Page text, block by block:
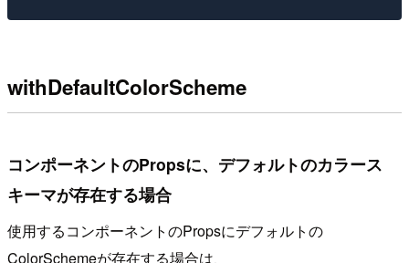
withDefaultColorScheme
コンポーネントのPropsに、デフォルトのカラース
キーマが存在する場合
使用するコンポーネントのPropsにデフォルトの
ColorSchemeが存在する場合は、